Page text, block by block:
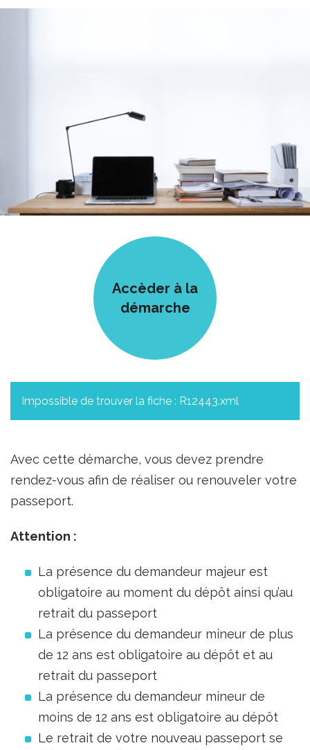
Accèder à la
démarche
Impossible de trouver la fiche : R12443.xml
Avec cette démarche, vous devez prendre
rendez-vous afin de réaliser ou renouveler votre
passeport.
Attention :
La présence du demandeur majeur est
obligatoire au moment du dépôt ainsi qu’au
retrait du passeport
La présence du demandeur mineur de plus
de 12 ans est obligatoire au dépôt et au
retrait du passeport
La présence du demandeur mineur de
moins de 12 ans est obligatoire au dépôt
Le retrait de votre nouveau passeport se